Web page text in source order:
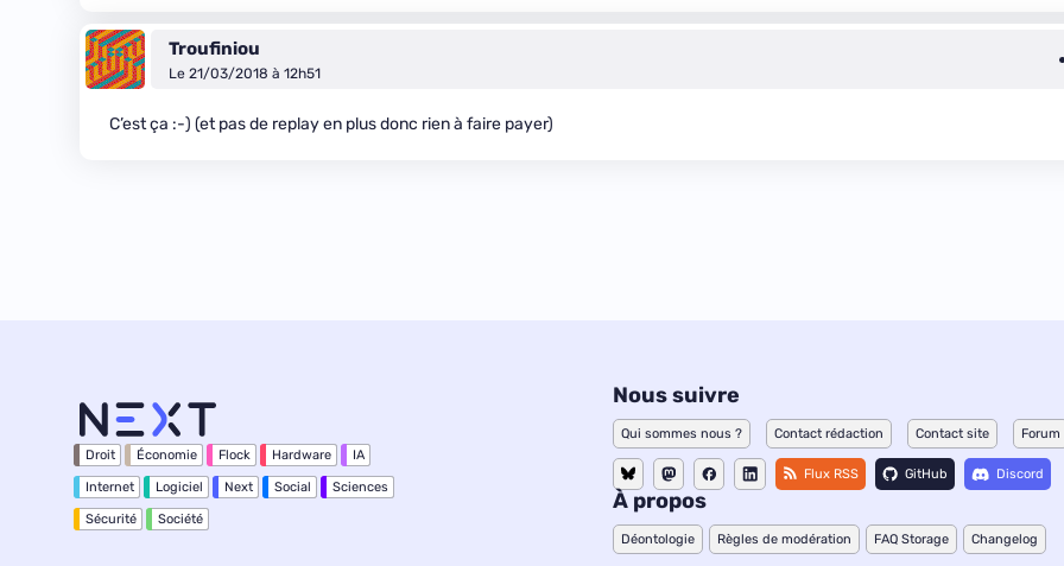
Troufiniou
Le 21/03/2018 à 12h51
C’est ça :-) (et pas de replay en plus donc rien à faire payer)
Droit Économie Flock Hardware IA
Internet Logiciel Next Social Sciences
Sécurité Société
Nous suivre
Qui sommes nous ? Contact rédaction Contact site Forum
Flux RSS GitHub Discord
À propos
Déontologie Règles de modération FAQ Storage Changelog